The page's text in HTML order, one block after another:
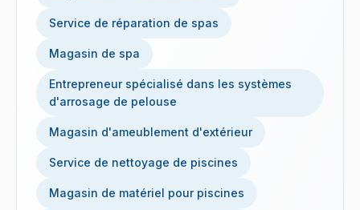
Service de réparation de spas
Magasin de spa
Entrepreneur spécialisé dans les systèmes
d'arrosage de pelouse
Magasin d'ameublement d'extérieur
Service de nettoyage de piscines
Magasin de matériel pour piscines